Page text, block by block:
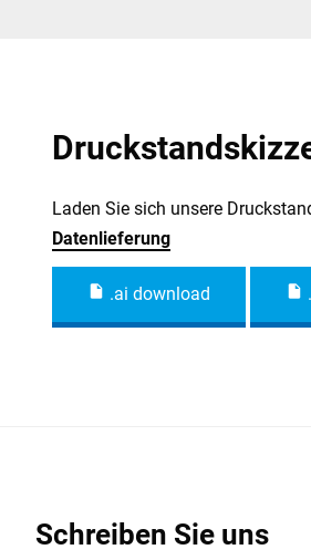
Laden Sie sich unsere
Datenlieferung
.ai download
Schreiben Sie uns